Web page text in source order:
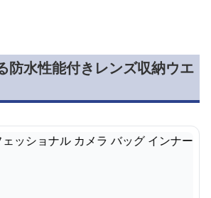
防水性能付きレンズ収納ウエ